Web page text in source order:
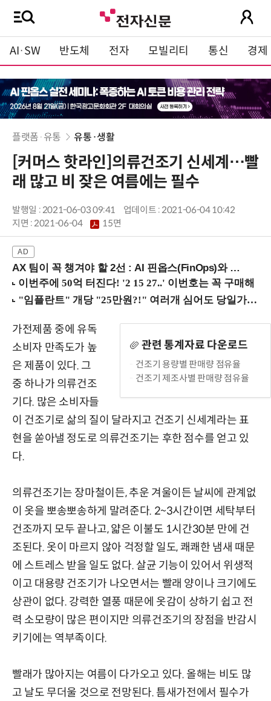
AI·SW 반도체 전자 모빌리티 통신 경제
플랫폼·유통 유통·생활
[커머스 핫라인]의류건조기 신세계…빨
래 많고 비 잦은 여름에는 필수
발행일 : 2021-06-03 09:41
업데이트 : 2021-06-04 10:42
지면 :2021-06-04 15면
AX 팀이 꼭 챙겨야 할 2선 : AI 핀옵스(FinOps)와 토큰 거버넌스 (8/21 잠실역)
관련 통계자료 다운로드
건조기 용량별 판매량 점유율
건조기 제조사별 판매량 점유율
가전제품 중에 유독
소비자 만족도가 높
은 제품이 있다. 그
중 하나가 의류건조
기다. 많은 소비자들
이 건조기로 삶의 질이 달라지고 건조기 신세계라는 표
현을 쏟아낼 정도로 의류건조기는 후한 점수를 얻고 있
다.
의류건조기는 장마철이든, 추운 겨울이든 날씨에 관계없
이 옷을 뽀송뽀송하게 말려준다. 2~3시간이면 세탁부터
건조까지 모두 끝나고, 얇은 이불도 1시간30분 만에 건
조된다. 옷이 마르지 않아 걱정할 일도, 쾌쾌한 냄새 때문
에 스트레스 받을 일도 없다. 살균 기능이 있어서 위생적
이고 대용량 건조기가 나오면서는 빨래 양이나 크기에도
상관이 없다. 강력한 열풍 때문에 옷감이 상하기 쉽고 전
력 소모량이 많은 편이지만 의류건조기의 장점을 반감시
키기에는 역부족이다.
빨래가 많아지는 여름이 다가오고 있다. 올해는 비도 많
고 날도 무더울 것으로 전망된다. 틈새가전에서 필수가